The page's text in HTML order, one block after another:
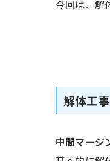
今回は、解
解体工
中間マージ